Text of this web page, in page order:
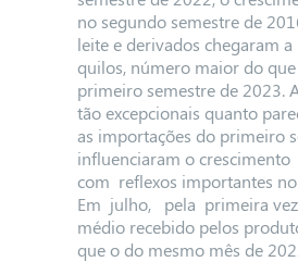
no segundo semestre de
leite e derivados chegaram a
quilos, número maior do
primeiro semestre de 2023.
tão excepcionais quanto
as importações do primeiro
influenciaram o
com reflexos importantes
Em julho, pela primeira vez
médio recebido pelos
que o do mesmo mês de